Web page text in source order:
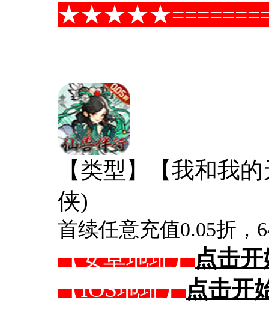
【类型】【我和我
侠)
首续任意充值0.05折，
【安卓地址】点击
【IOS地址】点击开